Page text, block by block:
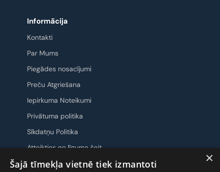
Informācija
Kontakti
Par Mums
Piegādes nosacījumi
Preču Atgriešana
Iepirkuma Noteikumi
Privātuma politika
Sīkdatņu Politika
Atteikties no līguma šeit
×
Šajā tīmekļa vietnē tiek izmantoti